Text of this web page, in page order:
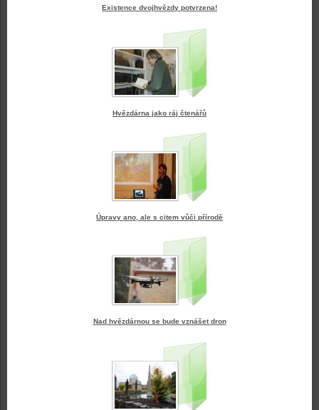
Existence dvojhvězdy potvrzena!
Hvězdárna jako ráj čtenářů
Úpravy ano, ale s citem vůči přírodě
Nad hvězdárnou se bude vznášet dron